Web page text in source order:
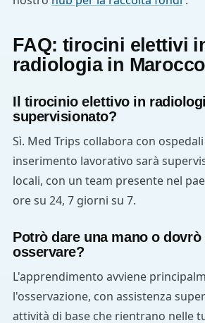
FAQ: tirocini elettivi
radiologia in Marocco
Il tirocinio elettivo in
supervisionato?
Sì. Med Trips collabora con
inserimento lavorativo sarà
locali, con un team presente nel
ore su 24, 7 giorni su 7.
Potrò dare una mano o dovrò
osservare?
L'apprendimento avviene
l'osservazione, con assistenza
attività di base che rientrano nelle